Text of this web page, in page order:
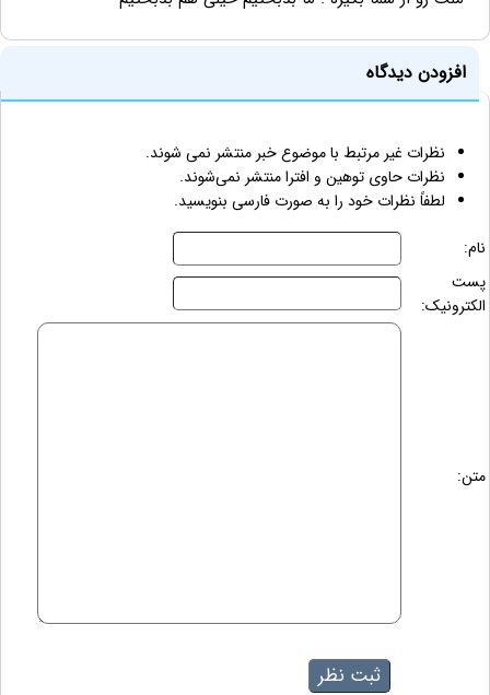
افزودن دیدگاه
نظرات غیر مرتبط با موضوع خبر منتشر نمی شوند.
نظرات حاوی توهین و افترا منتشر نمی‌شوند.
لطفاً نظرات خود را به صورت فارسی بنویسید.
نام:
پست
الکترونیک:
متن: